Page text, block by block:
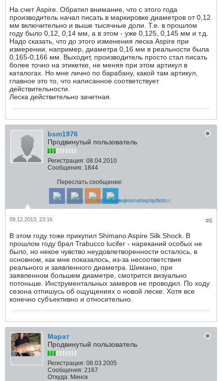
На счет Aspire. Обратил внимание, что с этого года
производитель начал писать в маркировке диаметров от 0,12
мм включительно и выше тысячные доли. Т.е. в прошлом
году было 0,12, 0,14 мм, а в этом - уже 0,125, 0,145 мм и т.д.
Надо сказать, что до этого изменения леска Aspire при
измерении, например, диаметра 0,16 мм в реальности была
0,165-0,166 мм. Выходит, производитель просто стал писать
более точно на этикетке, не меняя при этом артикул в
каталогах. Но мне лично по барабану, какой там артикул,
главное это то, что написанное соответствует
действительности.
Леска действительно зачетная.
bsm1976
Продвинутый пользователь
Регистрация: 08.04.2010
Сообщения: 1844
Переслать сообщение:
#6
09.12.2013, 23:16
В этом году тоже прикупил Shimano Aspire Silk Shock. В
прошлом году брал Trabucco lucifer - нареканий особых не
было, но некое чувство неудовлетворенности осталось, в
основном, как мне показалось, из-за несоответствия
реального и заявленного диаметра. Шимано, при
заявленном большем диаметре, смотрится визуально
потоньше. Инструментальных замеров не проводил. По ходу
сезона отпишусь об ощущениях о новой леске. Хотя все
конечно субъективно и относительно.
Марат
Продвинутый пользователь
Регистрация: 08.03.2005
Сообщения: 2167
Откуда: Минск